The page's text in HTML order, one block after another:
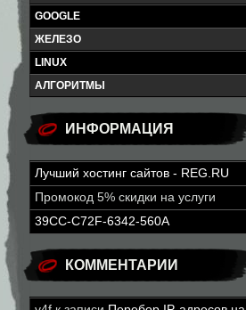
GOOGLE
ЖЕЛЕЗО
LINUX
АЛГОРИТМЫ
ИНФОРМАЦИЯ
Лучший хостинг сайтов - REG.RU
Промокод 5% скидки на услуги
39CC-C72F-6342-560A
КОММЕНТАРИИ